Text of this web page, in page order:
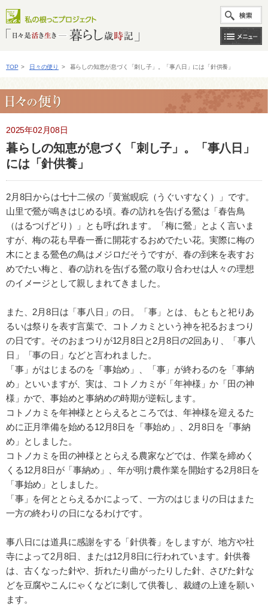
TOP > 日々の便り > 暮らしの知恵が息づく「刺し子」。「事八日」には「針供養」
2025年02月08日
暮らしの知恵が息づく「刺し子」。「事八日」
には「針供養」
2月8日からは七十二候の「黄鴬睍睆（うぐいすなく）」です。
山里で鶯が鳴きはじめる頃。春の訪れを告げる鶯は「春告鳥
（はるつげどり）」とも呼ばれます。「梅に鶯」とよく言いま
すが、梅の花も早春一番に開花するおめでたい花。実際に梅の
木にとまる鶯色の鳥はメジロだそうですが、春の到来を表すお
めでたい梅と、春の訪れを告げる鶯の取り合わせは人々の理想
のイメージとして親しまれてきました。
また、2月8日は「事八日」の日。「事」とは、もともと祀りあ
るいは祭りを表す言葉で、コトノカミという神を祀るおまつり
の日です。そのおまつりが12月8日と2月8日の2回あり、「事八
日」「事の日」などと言われました。
「事」がはじまるのを「事始め」、「事」が終わるのを「事納
め」といいますが、実は、コトノカミが「年神様」か「田の神
様」かで、事始めと事納めの時期が逆転します。
コトノカミを年神様ととらえるところでは、年神様を迎えるた
めに正月準備を始める12月8日を「事始め」、2月8日を「事納
め」としました。
コトノカミを田の神様ととらえる農家などでは、作業を締めく
くる12月8日が「事納め」、年が明け農作業を開始する2月8日を
「事始め」としました。
「事」を何ととらえるかによって、一方のはじまりの日はまた
一方の終わりの日になるわけです。
事八日には道具に感謝をする「針供養」をしますが、地方や社
寺によって2月8日、または12月8日に行われています。針供養
は、古くなった針や、折れたり曲がったりした針、さびた針な
どを豆腐やこんにゃくなどに刺して供養し、裁縫の上達を願い
ます。